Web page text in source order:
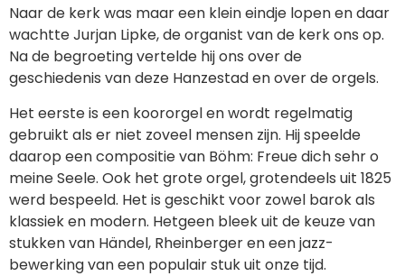
Naar de kerk was maar een klein eindje lopen en daar
wachtte Jurjan Lipke, de organist van de kerk ons op.
Na de begroeting vertelde hij ons over de
geschiedenis van deze Hanzestad en over de orgels.
Het eerste is een koororgel en wordt regelmatig
gebruikt als er niet zoveel mensen zijn. Hij speelde
daarop een compositie van Böhm: Freue dich sehr o
meine Seele. Ook het grote orgel, grotendeels uit 1825
werd bespeeld. Het is geschikt voor zowel barok als
klassiek en modern. Hetgeen bleek uit de keuze van
stukken van Händel, Rheinberger en een jazz-
bewerking van een populair stuk uit onze tijd.